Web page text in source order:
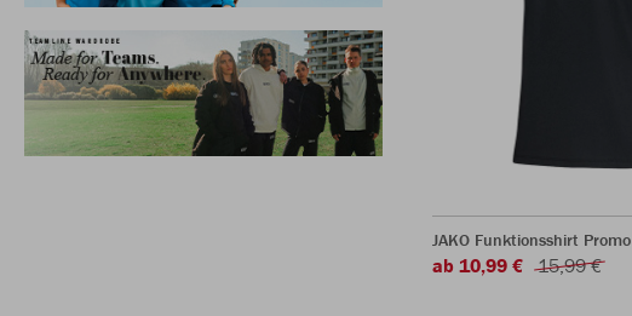
JAKO Funktionsshirt Promo
ab 10,99 € 15,99 €